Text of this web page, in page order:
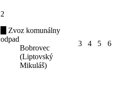
2
Zvoz komunálny
odpad
Bobrovec
(Liptovský
Mikuláš)
3 4 5 6